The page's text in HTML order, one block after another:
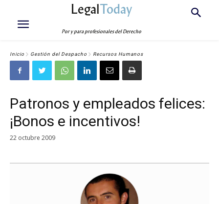
LegalToday
Por y para profesionales del Derecho
Inicio Gestión del Despacho Recursos Humanos
Patronos y empleados felices:
¡Bonos e incentivos!
22 octubre 2009